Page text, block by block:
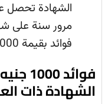
فوائد بقيمة 25000 جنيه.
الشهادة ذات